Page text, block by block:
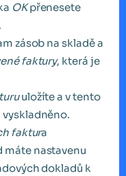
OKpřenesete
zásob na skladě a
faktury, která je
uložíte a v tento
faktura
máte nastavenu
dokladů k